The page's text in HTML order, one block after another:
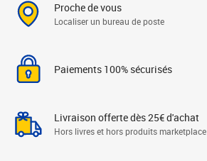
Proche de vous
Localiser un bureau de poste
Paiements 100% sécurisés
Livraison offerte dès 25€ d'achat
Hors livres et hors produits marketplace